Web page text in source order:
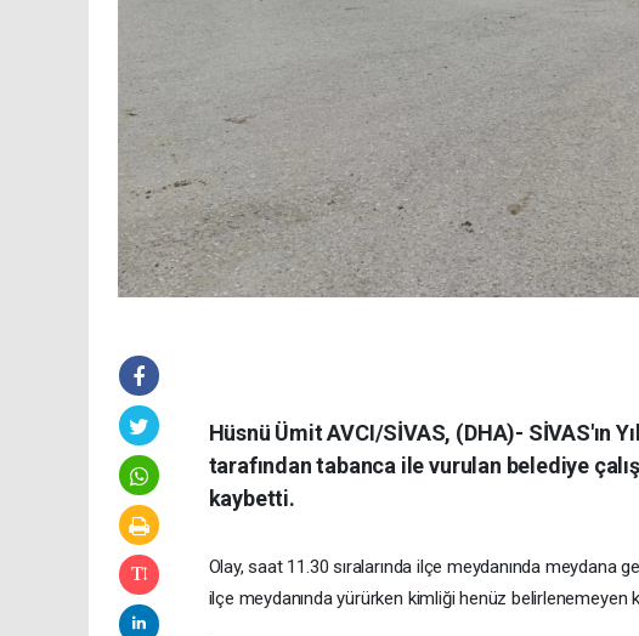
Hüsnü Ümit AVCI/SİVAS, (DHA)- SİVAS'ın
tarafından tabanca ile vurulan belediye
kaybetti.
Olay, saat 11.30 sıralarında ilçe meydanında meydana
ilçe meydanında yürürken kimliği henüz belirlenemeyen